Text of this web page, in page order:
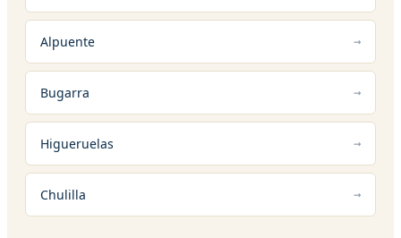
Alpuente
Bugarra
Higueruelas
Chulilla